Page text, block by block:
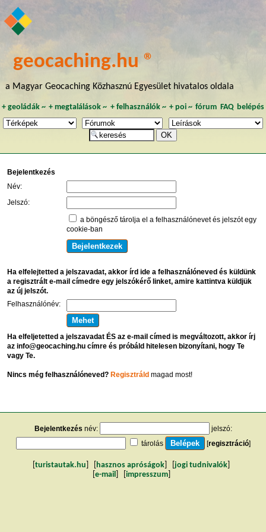
geocaching.hu ®
a Magyar Geocaching Közhasznú Egyesület hivatalos oldala
+ geoládák~ +megtalálások ~ + felhasználók~ + poi~ fórum FAQ belépés
Bejelentkezés
Név:
Jelszó:
a böngésző tárolja el a felhasználónevet és jelszót egy
cookie-ban
Ha elfelejtetted a jelszavadat, akkor írd ide a felhasználóneved és küldünk
a regisztrált e-mail címedre egy jelszókérő linket, amire kattintva küldjük
az új jelszót.
Felhasználónév:
Ha elfeljetetted a jelszavadat ÉS az e-mail címed is megváltozott, akkor írj
az info@geocaching.hu címre és próbáld hitelesen bizonyítani, hogy Te
vagy Te.
Nincs még felhasználóneved? Regisztráldmagad most!
Bejelentkezés név:
jelszó:
tárolás
[regisztráció]
turistautak.hu hasznos apróságok jogi tudnivalók
e-mail impresszum]